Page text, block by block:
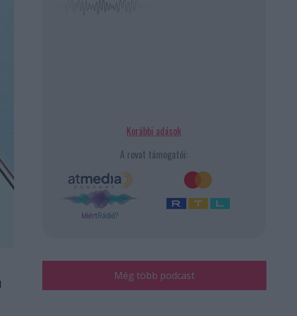
Korábbi adások
A rovat támogatói:
Még több podcast